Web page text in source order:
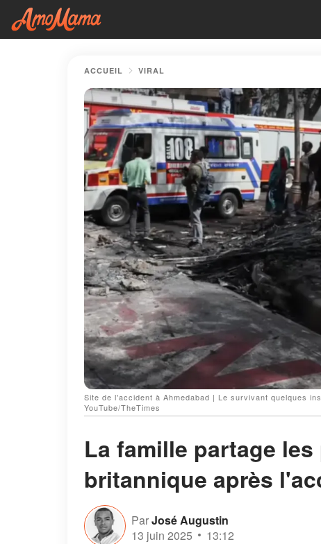
ACCUEIL VIRAL
Site de l'accident à Ahmedabad | Le survivant quelques
YouTube/TheTimes
La famille partage
britannique après
ParJosé Augustin
13 juin 2025
13:12